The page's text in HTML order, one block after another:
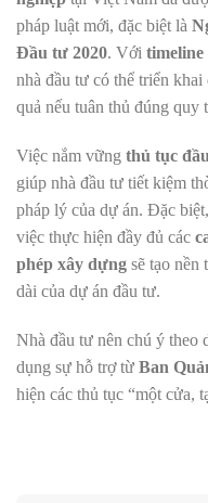
pháp luật mới, đặc biệt là
Đầu tư 2020. Với timeline
nhà đầu tư có thể triển
quả nếu tuân thủ đúng quy
Việc nắm vững thủ tục
giúp nhà đầu tư tiết kiệm
pháp lý của dự án. Đặc
việc thực hiện đầy đủ các
phép xây dựng sẽ tạo nền
dài của dự án đầu tư.
Nhà đầu tư nên chú ý theo
dụng sự hỗ trợ từ Ban
hiện các thủ tục “một cửa,